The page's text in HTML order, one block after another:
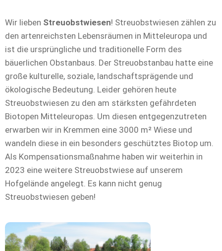
Wir lieben Streuobstwiesen! Streuobstwiesen zählen zu
den artenreichsten Lebensräumen in Mitteleuropa und
ist die ursprüngliche und traditionelle Form des
bäuerlichen Obstanbaus. Der Streuobstanbau hatte eine
große kulturelle, soziale, landschaftsprägende und
ökologische Bedeutung. Leider gehören heute
Streuobstwiesen zu den am stärksten gefährdeten
Biotopen Mitteleuropas. Um diesen entgegenzutreten
erwarben wir in Kremmen eine 3000 m² Wiese und
wandeln diese in ein besonders geschütztes Biotop um.
Als Kompensationsmaßnahme haben wir weiterhin in
2023 eine weitere Streuobstwiese auf unserem
Hofgelände angelegt. Es kann nicht genug
Streuobstwiesen geben!